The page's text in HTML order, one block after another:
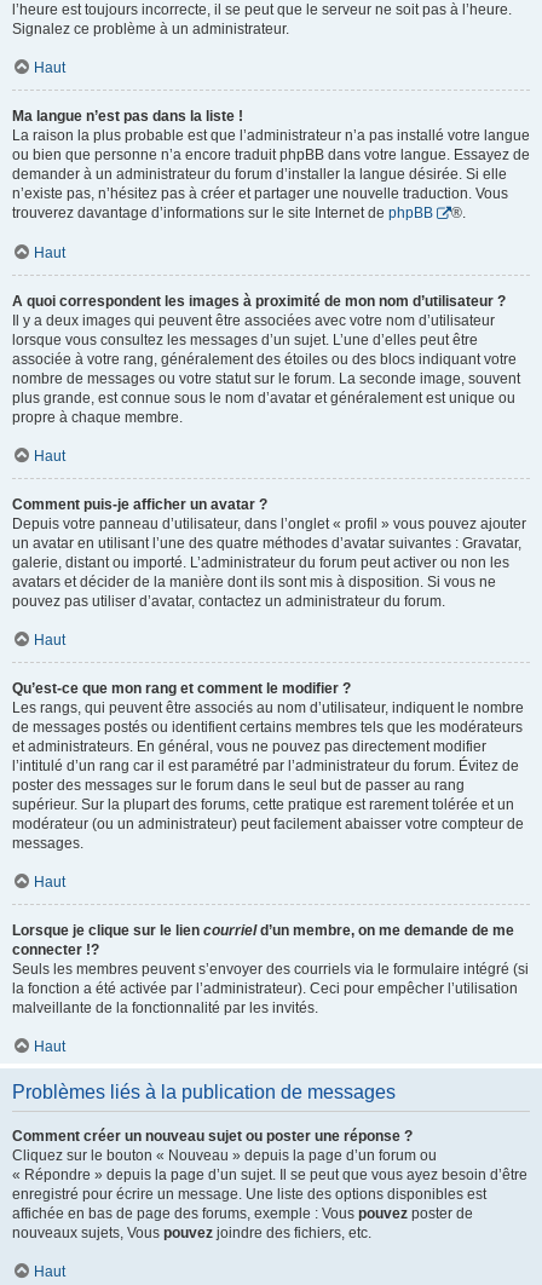
l’heure est toujours incorrecte, il se peut que le serveur ne soit pas à l’heure.
Signalez ce problème à un administrateur.
Haut
Ma langue n’est pas dans la liste !
La raison la plus probable est que l’administrateur n’a pas installé votre langue
ou bien que personne n’a encore traduit phpBB dans votre langue. Essayez de
demander à un administrateur du forum d’installer la langue désirée. Si elle
n’existe pas, n’hésitez pas à créer et partager une nouvelle traduction. Vous
trouverez davantage d’informations sur le site Internet de phpBB ®.
Haut
A quoi correspondent les images à proximité de mon nom d’utilisateur ?
Il y a deux images qui peuvent être associées avec votre nom d’utilisateur
lorsque vous consultez les messages d’un sujet. L’une d’elles peut être
associée à votre rang, généralement des étoiles ou des blocs indiquant votre
nombre de messages ou votre statut sur le forum. La seconde image, souvent
plus grande, est connue sous le nom d’avatar et généralement est unique ou
propre à chaque membre.
Haut
Comment puis-je afficher un avatar ?
Depuis votre panneau d’utilisateur, dans l’onglet « profil » vous pouvez ajouter
un avatar en utilisant l’une des quatre méthodes d’avatar suivantes : Gravatar,
galerie, distant ou importé. L’administrateur du forum peut activer ou non les
avatars et décider de la manière dont ils sont mis à disposition. Si vous ne
pouvez pas utiliser d’avatar, contactez un administrateur du forum.
Haut
Qu’est-ce que mon rang et comment le modifier ?
Les rangs, qui peuvent être associés au nom d’utilisateur, indiquent le nombre
de messages postés ou identifient certains membres tels que les modérateurs
et administrateurs. En général, vous ne pouvez pas directement modifier
l’intitulé d’un rang car il est paramétré par l’administrateur du forum. Évitez de
poster des messages sur le forum dans le seul but de passer au rang
supérieur. Sur la plupart des forums, cette pratique est rarement tolérée et un
modérateur (ou un administrateur) peut facilement abaisser votre compteur de
messages.
Haut
Lorsque je clique sur le lien courrield’un membre, on me demande de me
connecter !?
Seuls les membres peuvent s’envoyer des courriels via le formulaire intégré (si
la fonction a été activée par l’administrateur). Ceci pour empêcher l’utilisation
malveillante de la fonctionnalité par les invités.
Haut
Problèmes liés à la publication de messages
Comment créer un nouveau sujet ou poster une réponse ?
Cliquez sur le bouton « Nouveau » depuis la page d’un forum ou
« Répondre » depuis la page d’un sujet. Il se peut que vous ayez besoin d’être
enregistré pour écrire un message. Une liste des options disponibles est
affichée en bas de page des forums, exemple : Vous pouvez poster de
nouveaux sujets, Vous pouvez joindre des fichiers, etc.
Haut